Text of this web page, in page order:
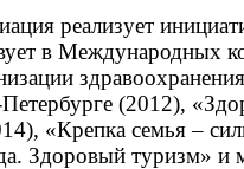
реализует
в Международных
(2012),
«Крепка семья –
Здоровый туризм» и